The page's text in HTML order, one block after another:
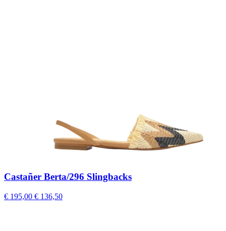
Castañer Berta/296 Slingbacks
€ 195,00 € 136,50